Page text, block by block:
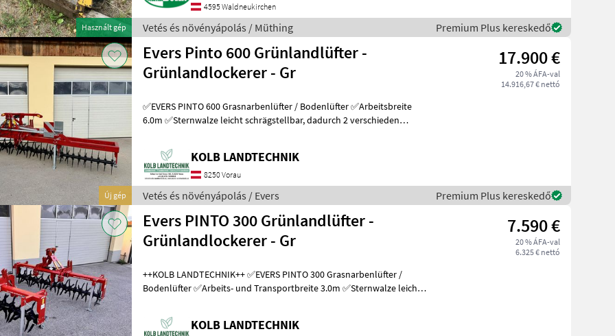
Használt gép
4595 Waldneukirchen
Vetés és növényápolás / Müthing Premium Plus kereskedő
Új gép
Evers Pinto 600 Grünlandlüfter -
Grünlandlockerer - Gr
17.900 €
20 % ÁFA-val
14.916,67 € nettó
✅EVERS PINTO 600 Grasnarbenlüfter / Bodenlüfter ✅Arbeitsbreite
6.0m ✅Sternwalze leicht schrägstellbar, dadurch 2 verschieden
KOLB LANDTECHNIK
8250 Vorau
Vetés és növényápolás / Evers Premium Plus kereskedő
Evers PINTO 300 Grünlandlüfter -
Grünlandlockerer - Gr
7.590 €
20 % ÁFA-val
6.325 € nettó
++KOLB LANDTECHNIK++ ✅EVERS PINTO 300 Grasnarbenlüfter /
Bodenlüfter ✅Arbeits- und Transportbreite 3.0m ✅Sternwalze leicht
KOLB LANDTECHNIK